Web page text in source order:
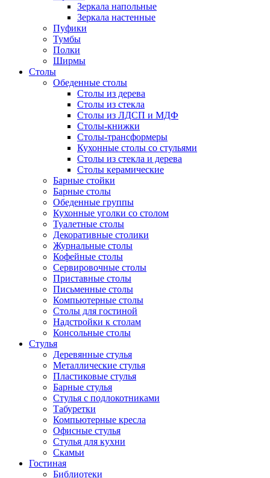
Зеркала напольные
Зеркала настенные
Пуфики
Тумбы
Полки
Ширмы
Столы
Обеденные столы
Столы из дерева
Столы из стекла
Столы из ЛДСП и МДФ
Столы-книжки
Столы-трансформеры
Кухонные столы со стульями
Столы из стекла и дерева
Столы керамические
Барные стойки
Барные столы
Обеденные группы
Кухонные уголки со столом
Туалетные столы
Декоративные столики
Журнальные столы
Кофейные столы
Сервировочные столы
Приставные столы
Письменные столы
Компьютерные столы
Столы для гостиной
Надстройки к столам
Консольные столы
Стулья
Деревянные стулья
Металлические стулья
Пластиковые стулья
Барные стулья
Стулья с подлокотниками
Табуретки
Компьютерные кресла
Офисные стулья
Стулья для кухни
Скамьи
Гостиная
Библиотеки